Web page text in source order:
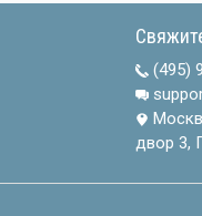
(495)
двор 3,